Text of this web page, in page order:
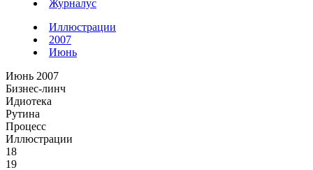
Журналус
Иллюстрации
2007
Июнь
Июнь 2007
Бизнес-линч
Идиотека
Рутина
Процесс
Иллюстрации
18
19